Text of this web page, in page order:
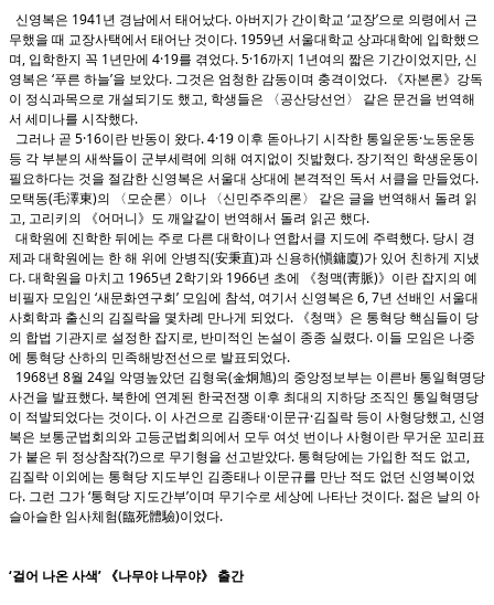
신영복은 1941년 경남에서 태어났다. 아버지가 간이학교 ‘교장’으로 의령에서 근
무했을 때 교장사택에서 태어난 것이다. 1959년 서울대학교 상과대학에 입학했으
며, 입학한지 꼭 1년만에 4·19를 겪었다. 5·16까지 1년여의 짧은 기간이었지만, 신
영복은 ‘푸른 하늘’을 보았다. 그것은 엄청한 감동이며 충격이었다. 《자본론》강독
이 정식과목으로 개설되기도 했고, 학생들은 〈공산당선언〉 같은 문건을 번역해
서 세미나를 시작했다.
그러나 곧 5·16이란 반동이 왔다. 4·19 이후 돋아나기 시작한 통일운동·노동운동
등 각 부분의 새싹들이 군부세력에 의해 여지없이 짓밟혔다. 장기적인 학생운동이
필요하다는 것을 절감한 신영복은 서울대 상대에 본격적인 독서 서클을 만들었다.
모택동(毛澤東)의 〈모순론〉이나 〈신민주주의론〉 같은 글을 번역해서 돌려 읽
고, 고리키의 《어머니》도 깨알같이 번역해서 돌려 읽곤 했다.
대학원에 진학한 뒤에는 주로 다른 대학이나 연합서클 지도에 주력했다. 당시 경
제과 대학원에는 한 해 위에 안병직(安秉直)과 신용하(愼鏞廈)가 있어 친하게 지냈
다. 대학원을 마치고 1965년 2학기와 1966년 초에 《청맥(靑脈)》이란 잡지의 예
비필자 모임인 ‘새문화연구회’ 모임에 참석, 여기서 신영복은 6, 7년 선배인 서울대
사회학과 출신의 김질락을 몇차례 만나게 되었다. 《청맥》은 통혁당 핵심들이 당
의 합법 기관지로 설정한 잡지로, 반미적인 논설이 종종 실렸다. 이들 모임은 나중
에 통혁당 산하의 민족해방전선으로 발표되었다.
1968년 8월 24일 악명높았던 김형욱(金炯旭)의 중앙정보부는 이른바 통일혁명당
사건을 발표했다. 북한에 연계된 한국전쟁 이후 최대의 지하당 조직인 통일혁명당
이 적발되었다는 것이다. 이 사건으로 김종태·이문규·김질락 등이 사형당했고, 신영
복은 보통군법회의와 고등군법회의에서 모두 여섯 번이나 사형이란 무거운 꼬리표
가 붙은 뒤 정상참작(?)으로 무기형을 선고받았다. 통혁당에는 가입한 적도 없고,
김질락 이외에는 통혁당 지도부인 김종태나 이문규를 만난 적도 없던 신영복이었
다. 그런 그가 ‘통혁당 지도간부’이며 무기수로 세상에 나타난 것이다. 젊은 날의 아
슬아슬한 임사체험(臨死體驗)이었다.
‘걸어 나온 사색’ 《나무야 나무야》 출간